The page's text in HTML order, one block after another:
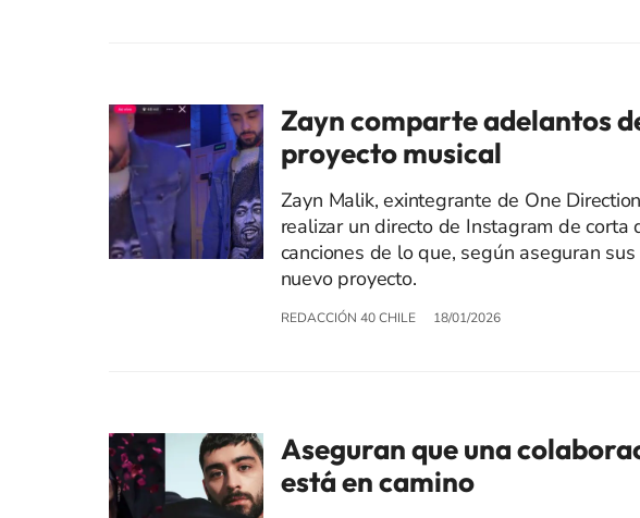
Zayn comparte adelantos
proyecto musical
Zayn Malik, exintegrante de One
realizar un directo de Instagram de
canciones de lo que, según aseguran
nuevo proyecto.
REDACCIÓN 40 CHILE 18/01/2026
Aseguran que una
está en camino